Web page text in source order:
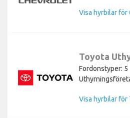
Visa hyrbilar för
Toyota
Fordonstyper: 5
Visa hyrbilar för